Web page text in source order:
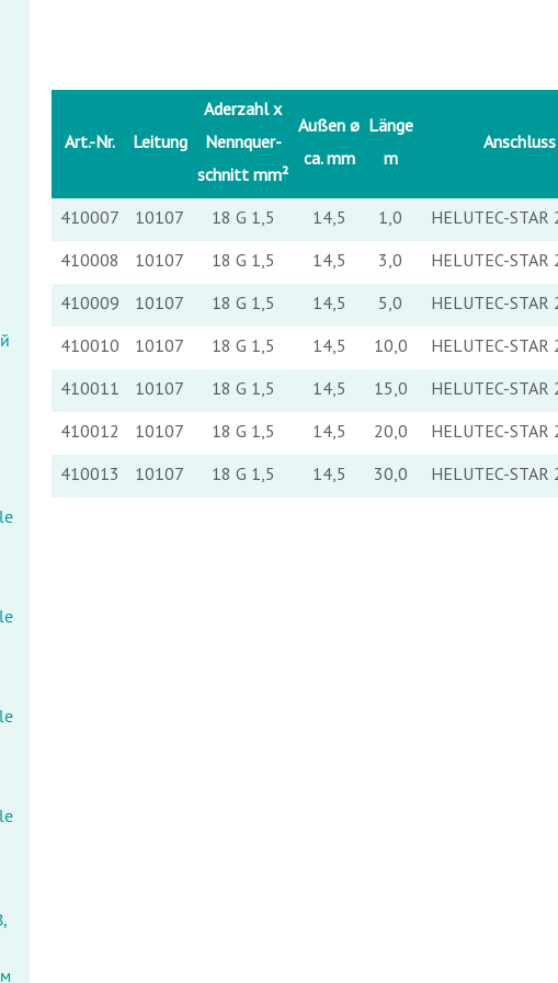
Art.-Nr. Leitung
Aderzahl x
Nennquer-
schnitt mm²
Außen ø
ca. mm
Länge
m
410007 10107 18 G 1,5 14,5 1,0 HELUTEC-
410008
10107 18 G 1,5 14,5 3,0 HELUTEC-
410009
10107 18 G 1,5 14,5 5,0 HELUTEC-
410010
10107 18 G 1,5 14,5 10,0 HELUTEC-
410011
10107 18 G 1,5 14,5 15,0 HELUTEC-
410012
10107 18 G 1,5 14,5 20,0 HELUTEC-
410013
10107 18 G 1,5 14,5 30,0 HELUTEC-